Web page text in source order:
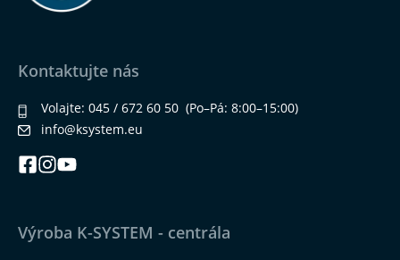
Kontaktujte nás
Volajte: 045 / 672 60 50 (Po–Pá: 8:00–15:00)
info@ksystem.eu
Výroba K-SYSTEM - centrála